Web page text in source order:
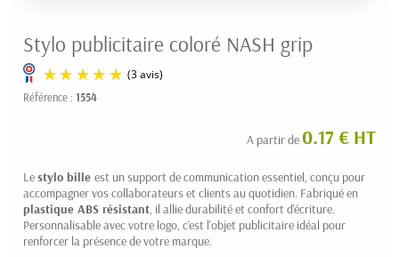
Stylo publicitaire coloré NASH grip
Référence : 1554
A partir de 0.17 € HT
Lestylo bille est un support de communication essentiel, conçu pour
accompagner vos collaborateurs et clients au quotidien. Fabriqué en
plastique ABS résistant, il allie durabilité et confort d'écriture.
Personnalisable avec votre logo, c'est l'objet publicitaire idéal pour
renforcer la présence de votre marque.